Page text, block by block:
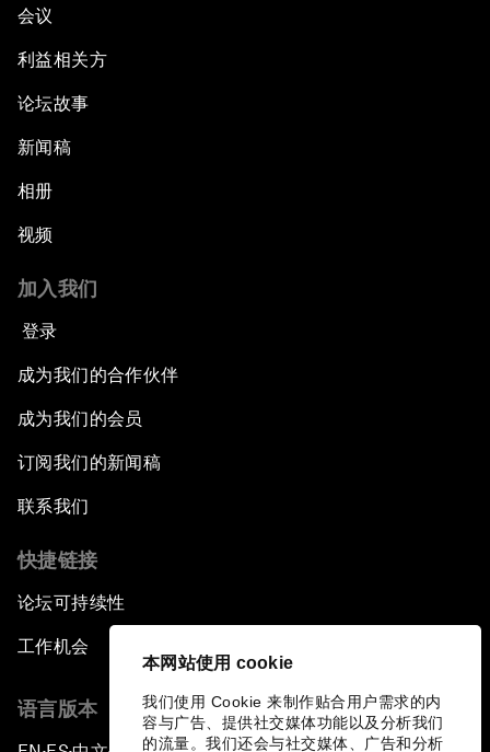
本网站使用 cookie
我们使用 Cookie 来制作贴合用户需求的内
容与广告、提供社交媒体功能以及分析我们
的流量。我们还会与社交媒体、广告和分析
会议
利益相关方
论坛故事
新闻稿
相册
视频
加入我们
登录
成为我们的合作伙伴
成为我们的会员
订阅我们的新闻稿
联系我们
快捷链接
论坛可持续性
工作机会
语言版本